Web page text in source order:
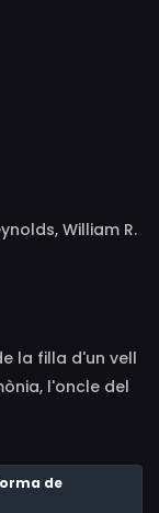
William R.
Schultz,
Alexa
Jim Metzler,
Kirk Nyby,
Van Vleet
la filla d'un vell
l'oncle del
un cas per a
de